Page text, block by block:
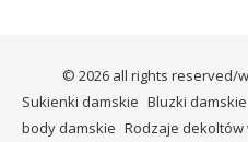
© 2026 all rights reserved/
Sukienki damskie Bluzki damskie
body damskie Rodzaje dekoltów